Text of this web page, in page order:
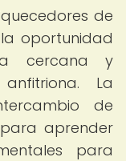
de
oportunidad
cercana y
La
de
aprender
para